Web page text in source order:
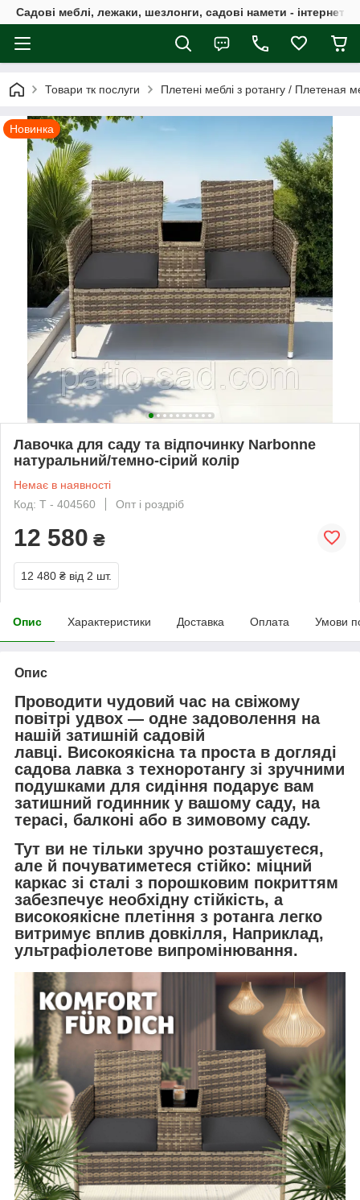
Садові меблі, лежаки, шезлонги, садові намети - інтернет-
Товари тк послуги Плетені меблі з ротангу / Плетеная
Новинка
Лавочка для саду та відпочинку Narbonne
натуральний/темно-сірий колір
Немає в наявності
Код: Т - 404560
Опт і роздріб
12 580 ₴
12 480 ₴ від 2 шт.
Опис Характеристики Доставка Оплата Умови
Опис
Проводити чудовий час на свіжому
повітрі удвох — одне задоволення на
нашій затишній садовій
лавці. Високоякісна та проста в догляді
садова лавка з техноротангу зі зручними
подушками для сидіння подарує вам
затишний годинник у вашому саду, на
терасі, балконі або в зимовому саду.
Тут ви не тільки зручно розташуєтеся,
але й почуватиметеся стійко: міцний
каркас зі сталі з порошковим покриттям
забезпечує необхідну стійкість, а
високоякісне плетіння з ротанга легко
витримує вплив довкілля, Наприклад,
ультрафіолетове випромінювання.